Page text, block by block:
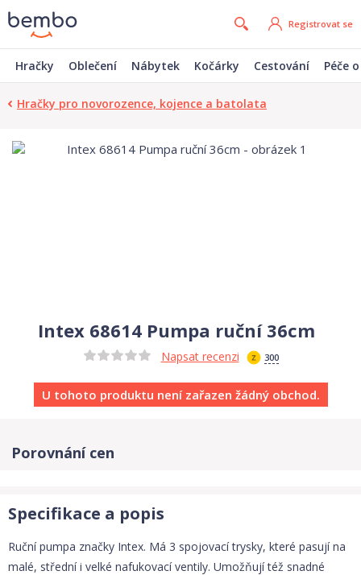
Registrovat se
Hračky Oblečení Nábytek Kočárky Cestování Péče
Hračky pro novorozence, kojence a batolata
Intex 68614 Pumpa ruční 36cm
Napsat recenzi 300
U tohoto produktu není zařazen žádný obchod.
Porovnání cen
Specifikace a popis
Ruční pumpa značky Intex. Má 3 spojovací trysky, které pasují na
malé, střední i velké nafukovací ventily. Umožňují též snadné